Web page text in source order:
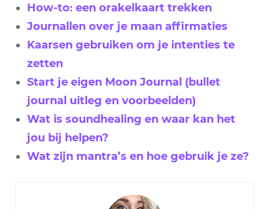
How-to: een orakelkaart trekken
Journallen over je maan affirmaties
Kaarsen gebruiken om je intenties te
zetten
Start je eigen Moon Journal (bullet
journal uitleg en voorbeelden)
Wat is soundhealing en waar kan het
jou bij helpen?
Wat zijn mantra’s en hoe gebruik je ze?